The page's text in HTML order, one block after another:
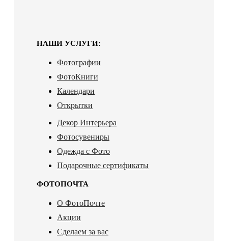
НАШИ УСЛУГИ:
Фотографии
ФотоКниги
Календари
Открытки
Декор Интерьера
Фотосувениры
Одежда с Фото
Подарочные сертификаты
ФОТОПОЧТА
О ФотоПочте
Акции
Сделаем за вас